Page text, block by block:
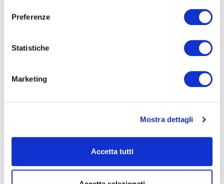
Preferenze
Statistiche
Marketing
Mostra dettagli
Accetta tutti
Un’esperienza di cura e inclusione tra allievi e territorio
ABF Bergamo promuove un progetto che favorisce accoglienza,
relazione e
1 Aprile 2026
Arianna Comi premiata al concorso letterario “UniVersi – La Terra
Female Leadership: visione, ispirazione e cambiamento